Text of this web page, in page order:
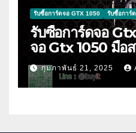
รับซื้อการ์ดจอ GTX 1050 รับซื้อการ์
รับซื้อการ์ดจอ
จอ Gtx 1050 มือ
กุมภาพันธ์ 21, 2025